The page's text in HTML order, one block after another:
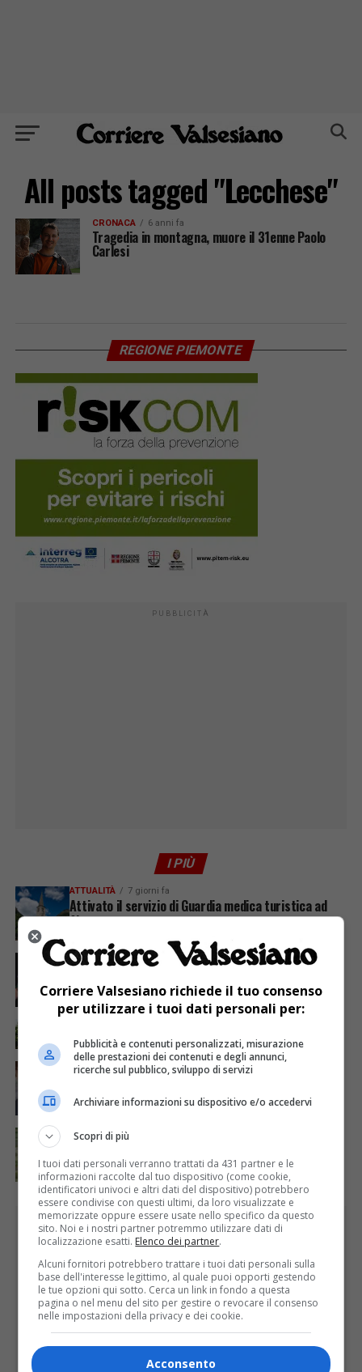
All posts tagged "Lecchese"
CRONACA 6 anni fa
Tragedia in montagna, muore il 31enne Paolo
Carlesi
REGIONE PIEMONTE
PUBBLICITÀ
I PIÙ
ATTUALITÀ 7 giorni fa
Attivato il servizio di Guardia medica turistica ad
Alagna
ATTUALITÀ 4 giorni fa
Sabato 8 agosto in piazza a Varallo Gran Galà Lirico
La salute si costruisce un passo alla volta
ATTUALITÀ 5 giorni fa
Auguri alla centenaria Piera Rosa Taddia
ATTUALITÀ 5 giorni fa
Siccità, Gattinara chiede il riconoscimento dello
stato di calamità naturale
PUBBLICITÀ
Corriere Valsesiano richiede il tuo consenso
per utilizzare i tuoi dati personali per:
Pubblicità e contenuti personalizzati, misurazione
delle prestazioni dei contenuti e degli annunci,
ricerche sul pubblico, sviluppo di servizi
Archiviare informazioni su dispositivo e/o accedervi
Scopri di più
I tuoi dati personali verranno trattati da 431 partner e le
informazioni raccolte dal tuo dispositivo (come cookie,
identificatori univoci e altri dati del dispositivo) potrebbero
essere condivise con questi ultimi, da loro visualizzate e
memorizzate oppure essere usate nello specifico da questo
sito. Noi e i nostri partner potremmo utilizzare dati di
localizzazione esatti. Elenco dei partner.
Alcuni fornitori potrebbero trattare i tuoi dati personali sulla
base dell'interesse legittimo, al quale puoi opporti gestendo
le tue opzioni qui sotto. Cerca un link in fondo a questa
pagina o nel menu del sito per gestire o revocare il consenso
nelle impostazioni della privacy e dei cookie.
Acconsento